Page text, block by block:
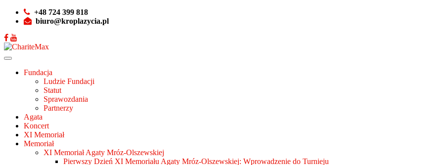
+48 724 399 818
biuro@kroplazycia.pl
Fundacja
Ludzie Fundacji
Statut
Sprawozdania
Partnerzy
Agata
Koncert
XI Memoriał
Memoriał
XI Memoriał Agaty Mróz-Olszewskiej
Pierwszy Dzień XI Memoriału Agaty Mróz-Olszewskiej: Wprowadzenie do Turnieju